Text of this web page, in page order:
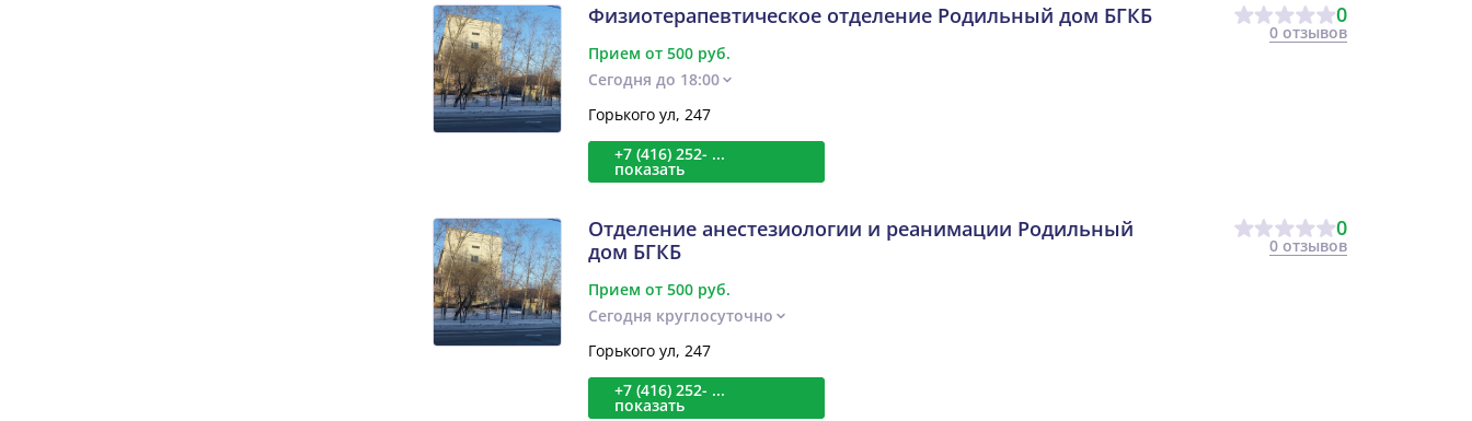
Физиотерапевтическое отделение Родильный дом БГКБ 0
0 отзывов
Прием от 500 руб.
Сегодня до 18:00
Горького ул, 247
+7 (416) 252- ...
показать
Отделение анестезиологии и реанимации Родильный
дом БГКБ
0
0 отзывов
Прием от 500 руб.
Сегодня круглосуточно
Горького ул, 247
+7 (416) 252- ...
показать